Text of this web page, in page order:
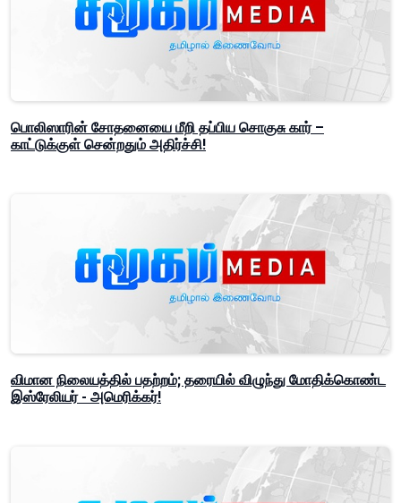
பொலிஸாரின் சோதனையை மீறி தப்பிய சொகுசு கார் –
காட்டுக்குள் சென்றதும் அதிர்ச்சி!
விமான நிலையத்தில் பதற்றம்; தரையில் விழுந்து மோதிக்கொண்ட
இஸ்ரேலியர் - அமெரிக்கர்!